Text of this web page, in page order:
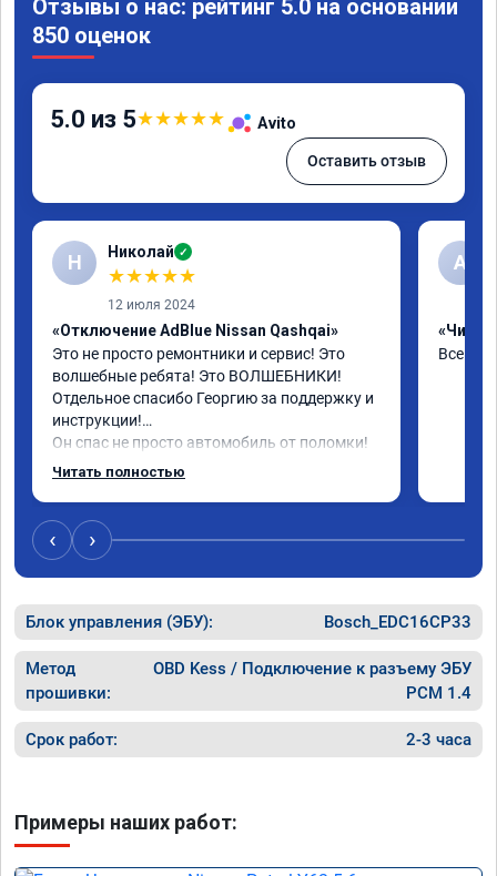
Отзывы о нас: рейтинг 5.0 на основании
850 оценок
5.0 из 5★★★★★ Avito
Оставить отзыв
Н Николай ✓
★★★★★
12 июля 2024
«Отключение AdBlue Nissan Qashqai»
Это не просто ремонтники и сервис! Это
волшебные ребята! Это ВОЛШЕБНИКИ!
Отдельное спасибо Георгию за поддержку и
инструкции!
Он спас не просто автомобиль от поломки!
От его спас одну человеческую душу!
команде!
Если бы можно поставить миллион звезд я
бы это с удовольствием сделал!
Спасибо!
Спасибо!
Храни Вас Бог!
Читать полностью
А
«Чип
Все
‹ ›
Блок управления (ЭБУ): Bosch_EDC16CP33
Метод
прошивки:
OBD Kess / Подключение к разъему ЭБУ
PCM 1.4
Срок работ: 2-3 часа
Примеры наших работ: